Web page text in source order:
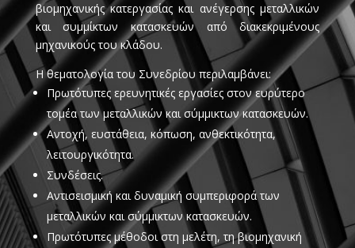
βιομηχανικής κατεργασίας και ανέγερσης μεταλλικών
και συμμίκτων κατασκευών από διακεκριμένους
μηχανικούς του κλάδου.
Η θεματολογία του Συνεδρίου περιλαμβάνει:
Πρωτότυπες ερευνητικές εργασίες στον ευρύτερο
τομέα των μεταλλικών και σύμμικτων κατασκευών.
Αντοχή, ευστάθεια, κόπωση, ανθεκτικότητα,
λειτουργικότητα.
Συνδέσεις.
Αντισεισμική και δυναμική συμπεριφορά των
μεταλλικών και σύμμικτων κατασκευών.
Πρωτότυπες μέθοδοι στη μελέτη, τη βιομηχανική